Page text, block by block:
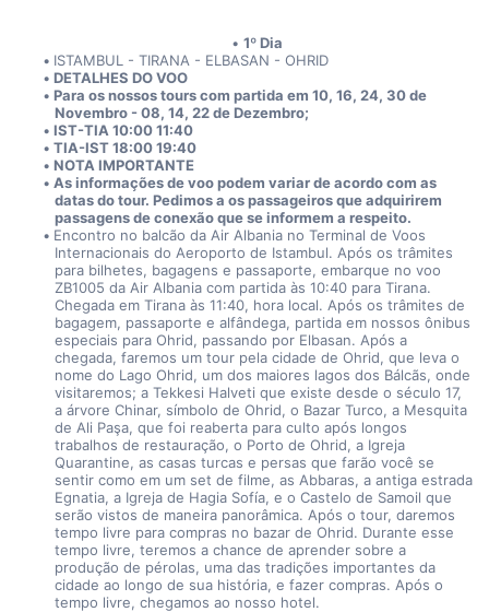
1º Dia
ISTAMBUL - TIRANA - ELBASAN - OHRID
DETALHES DO VOO
Para os nossos tours com partida em 10, 16, 24, 30 de
Novembro - 08, 14, 22 de Dezembro;
IST-TIA 10:00 11:40
TIA-IST 18:00 19:40
NOTA IMPORTANTE
As informações de voo podem variar de acordo com as
datas do tour. Pedimos a os passageiros que adquirirem
passagens de conexão que se informem a respeito.
Encontro no balcão da Air Albania no Terminal de Voos
Internacionais do Aeroporto de Istambul. Após os trâmites
para bilhetes, bagagens e passaporte, embarque no voo
ZB1005 da Air Albania com partida às 10:40 para Tirana.
Chegada em Tirana às 11:40, hora local. Após os trâmites de
bagagem, passaporte e alfândega, partida em nossos ônibus
especiais para Ohrid, passando por Elbasan. Após a
chegada, faremos um tour pela cidade de Ohrid, que leva o
nome do Lago Ohrid, um dos maiores lagos dos Bálcãs, onde
visitaremos; a Tekkesi Halveti que existe desde o século 17,
a árvore Chinar, símbolo de Ohrid, o Bazar Turco, a Mesquita
de Ali Paşa, que foi reaberta para culto após longos
trabalhos de restauração, o Porto de Ohrid, a Igreja
Quarantine, as casas turcas e persas que farão você se
sentir como em um set de filme, as Abbaras, a antiga estrada
Egnatia, a Igreja de Hagia Sofía, e o Castelo de Samoil que
serão vistos de maneira panorâmica. Após o tour, daremos
tempo livre para compras no bazar de Ohrid. Durante esse
tempo livre, teremos a chance de aprender sobre a
produção de pérolas, uma das tradições importantes da
cidade ao longo de sua história, e fazer compras. Após o
tempo livre, chegamos ao nosso hotel.